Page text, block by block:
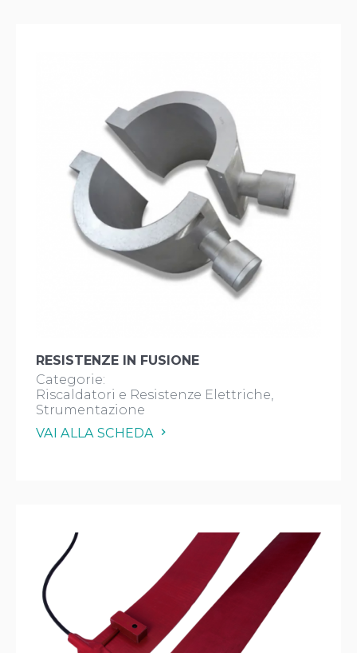
RESISTENZE IN FUSIONE
Categorie:
Riscaldatori e Resistenze Elettriche
Strumentazione
VAI ALLA SCHEDA